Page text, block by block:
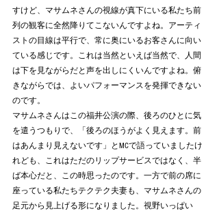
すけど、マサムネさんの視線が真下にいる私たち前
列の観客に全然降りてこないんですよね。アーティ
ストの目線は平行で、常に奥にいるお客さんに向い
ている感じです。これは当然といえば当然で、人間
は下を見ながらだと声を出しにくいんですよね。俯
きながらでは、よいパフォーマンスを発揮できない
のです。
マサムネさんはこの福井公演の際、後ろのひとに気
を遣うつもりで、「後ろのほうがよく見えます。前
はあんまり見えないです」とMCで語っていましたけ
れども、これはただのリップサービスではなく、半
ば本心だと、この時思ったのです。一方で前の席に
座っている私たちテクテク夫妻も、マサムネさんの
足元から見上げる形になりました。視野いっぱい